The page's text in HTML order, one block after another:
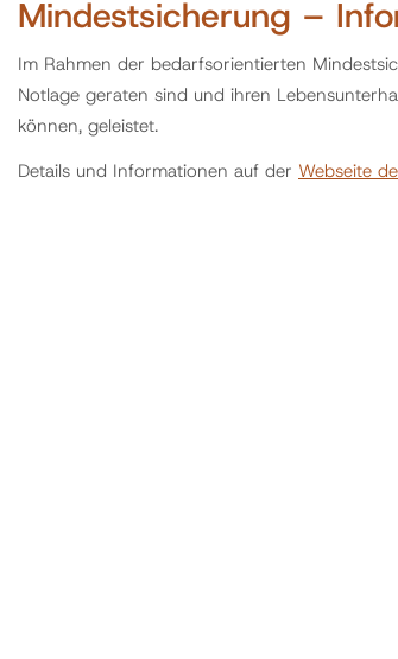
Mindestsicherung –
Im Rahmen der bedarfsorientierten
Notlage geraten sind und ihren
können, geleistet.
Details und Informationen auf der Webseite